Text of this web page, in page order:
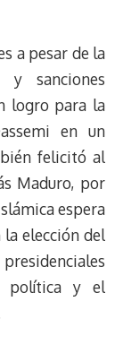
a pesar de la
y sanciones
logro para la
en un
felicitó al
Maduro, por
espera
elección del
política y el